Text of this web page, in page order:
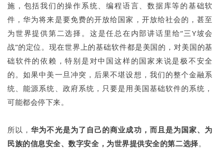
施，包括我们的操作系统、编程语言、数据库等的基础软
件，华为将来是要免费的开放给国家，开放给社会的，甚至
为世界提供第二选择。这是任总在内部讲话里给“三Y坡会
战”的定位。现在世界上的基础软件都是美国的，对美国的基
础软件的依赖，特别是对中国这样的国家来说是极不安全
的。如果中美一旦冲突，后果不堪设想，我们的整个金融系
统、能源系统、政府系统，只要是用美国基础软件的系统，
可能都会停下来。
所以，华为不光是为了自己的商业成功，而且是为国家、为
民族的信息安全、数字安全，为世界提供安全的第二选择。